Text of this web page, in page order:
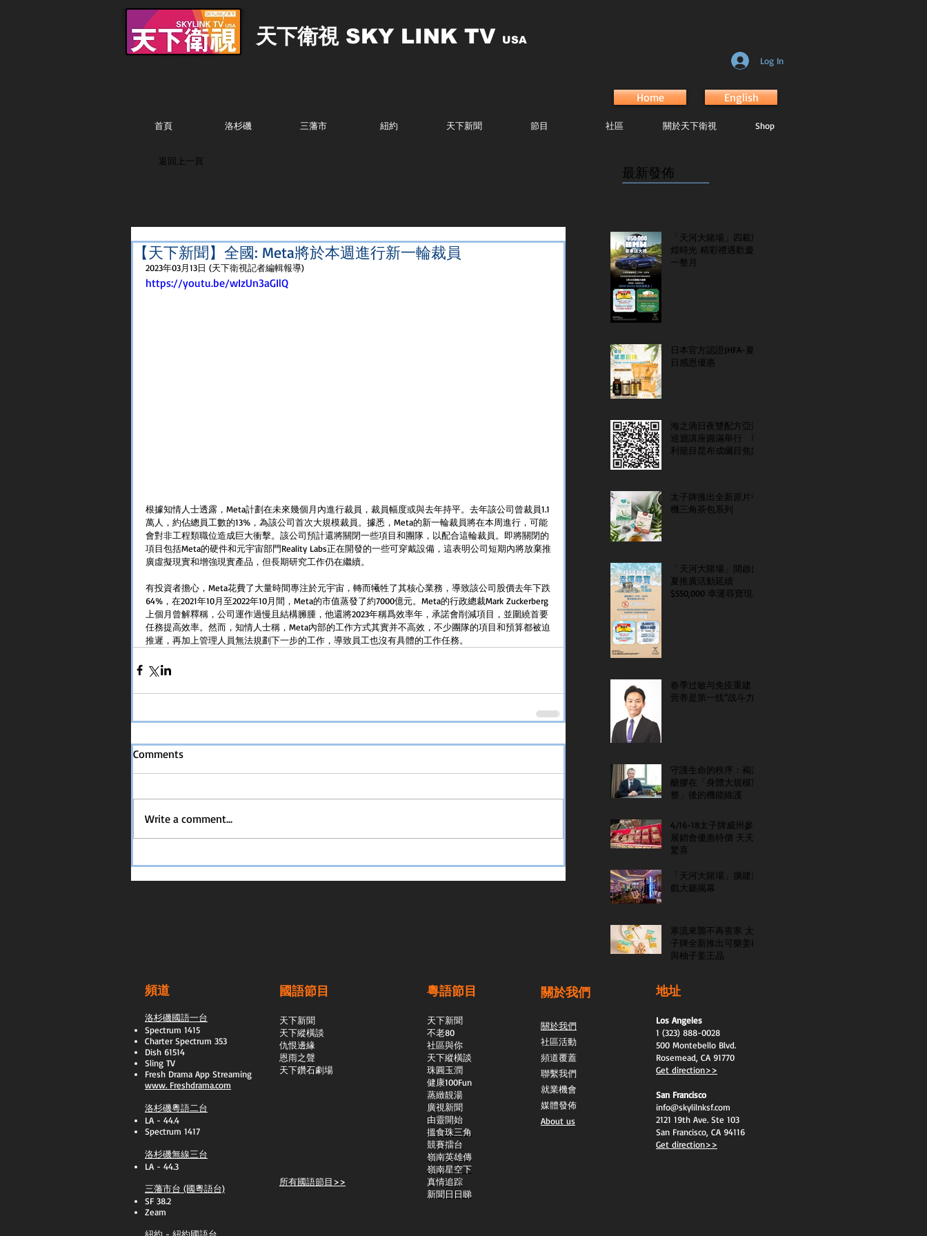
天下衛視SKY LINK TV USA
Log In
Home English
首頁 洛杉磯 三藩市 紐約 天下新聞 節目 社區 關於天下衛視 Shop
返回上一頁
【天下新聞】全國: Meta將於本週進行新一輪裁員
2023年03月13日 (天下衛視記者編輯報導)
https://youtu.be/wIzUn3aGIlQ
根據知情人士透露，Meta計劃在未來幾個月內進行裁員，裁員幅度或與去年持平。去年該公司曾裁員1.1
萬人，約佔總員工數的13%，為該公司首次大規模裁員。據悉，Meta的新一輪裁員將在本周進行，可能
會對非工程類職位造成巨大衝擊。該公司預計還將關閉一些項目和團隊，以配合這輪裁員。即將關閉的
項目包括Meta的硬件和元宇宙部門Reality Labs正在開發的一些可穿戴設備，這表明公司短期內將放棄推
廣虛擬現實和增強現實產品，但長期研究工作仍在繼續。
有投資者擔心，Meta花費了大量時間專注於元宇宙，轉而犧牲了其核心業務，導致該公司股價去年下跌
64%，在2021年10月至2022年10月間，Meta的市值蒸發了約7000億元。Meta的行政總裁Mark Zuckerberg
上個月曾解釋稱，公司運作過慢且結構臃腫，他還將2023年稱爲效率年，承諾會削減項目，並圍繞首要
任務提高效率。然而，知情人士稱，Meta內部的工作方式其實并不高效，不少團隊的項目和預算都被迫
推遲，再加上管理人員無法規劃下一步的工作，導致員工也沒有具體的工作任務。
Comments
Write a comment...
最新發佈
...............................................................
「天河大賭場」四載輝
煌時光 精彩禮遇歡慶
一整月
日本官方認證JHFA-夏
日感恩優惠
海之滴日夜雙配方亞洲
巡迴講座圓滿舉行 專
利籠目昆布成矚目焦點
太子牌推出全新原片有
機三角茶包系列
「天河大賭場」開啟盛
夏推廣活動延續
$550,000 幸運尋寶現金
春季过敏与免疫重建：
营养是第一线“战斗力”
守護生命的秩序：褐藻
醣膠在「身體大規模重
整」後的機能維護
4/16-18太子牌威州參
展銷會優惠特價 天天
驚喜
「天河大賭場」擴建遊
戲大廳揭幕
寒流來襲不再畏寒 太
子牌全新推出可樂姜糖
與柚子姜王晶
頻道
洛杉磯國語一台
Spectrum 1415
Charter Spectrum 353
Dish 61514
Sling TV
​Fresh Drama App Streaming
www. Freshdrama.com
洛杉磯粵語二台
LA - 44.4
Spectrum 1417
洛杉磯無線三台
LA - 44.3
三藩市台 (國粵語台)
SF 38.2
Zeam
國語節目
天下新聞
天下縱橫談
​仇恨邊緣
恩雨之聲
天下鑽石劇場
所有國語節目>>
粵語節目
天下新聞
不老80
社區與你
天下縱橫談
​珠圓玉潤
​健康100Fun
蒸緻靚湯
​廣視新聞
由靈開始
搵食珠三角
競賽擂台
嶺南英雄傳
嶺南星空下
真情追踪
新聞日日睇
關於我們
關於我們
社區活動
頻道覆蓋
聯繫我們
就業機會
媒體發佈
About us
地址
Los Angeles
1 (323) 888-0028
500 Montebello Blvd.
Rosemead, CA 91770
Get direction>>
San Francisco
info@skylilnksf.com
2121 19th Ave. Ste 103
San Francisco, CA 94116
Get direction>>